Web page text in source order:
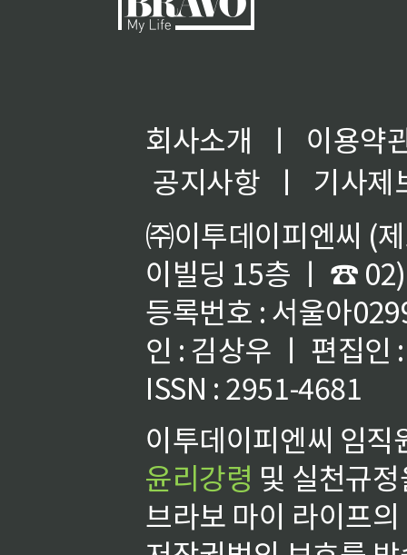
회사소개 ㅣ
이용약
공지사항
ㅣ
기사제
㈜이투데이피엔씨 (
이빌딩 15층 ㅣ ☎
등록번호 : 서울아
인 : 김상우 ㅣ 편집인
ISSN : 2951-4681
이투데이피엔씨 임
윤리강령 및 실천규
브라보 마이 라이프